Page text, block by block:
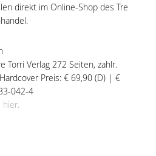
direkt im Online-Shop des Tre
Torri Verlag 272 Seiten, zahlr.
Preis: € 69,90 (D) | €
042-4